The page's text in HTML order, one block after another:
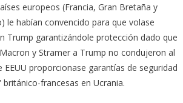
europeos (Francia, Gran Bretaña y
le habían convencido para que volase
Trump garantizándole protección dado que
y Stramer a Trump no condujeron al
proporcionase garantías de seguridad
británico-francesas en Ucrania.